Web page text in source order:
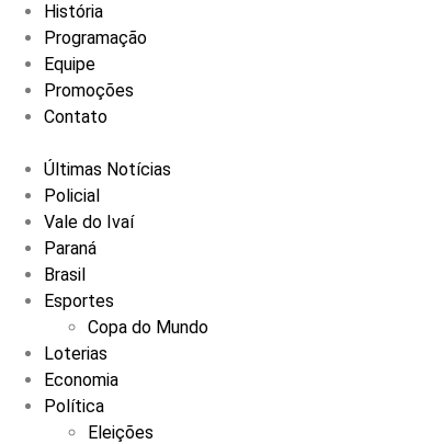
História
Programação
Equipe
Promoções
Contato
Últimas Notícias
Policial
Vale do Ivaí
Paraná
Brasil
Esportes
Copa do Mundo
Loterias
Economia
Política
Eleições